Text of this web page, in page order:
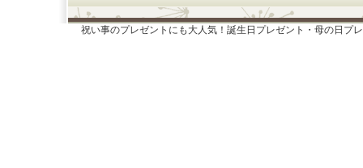
祝い事のプレゼントにも大人気！誕生日プレゼント・母の日プ